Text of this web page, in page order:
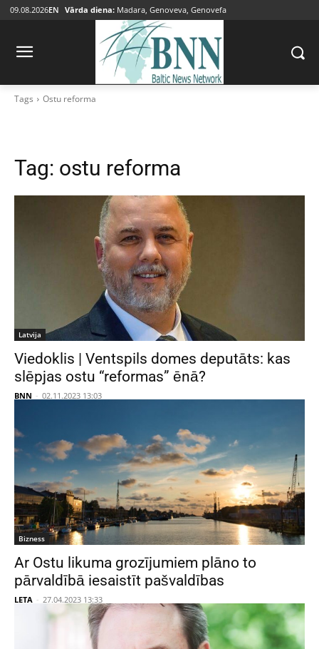
09.08.2026EN Vārda diena: Madara, Genoveva, Genovefa
Tags Ostu reforma
Tag: ostu reforma
Latvija
Viedoklis | Ventspils domes deputāts: kas
slēpjas ostu “reformas” ēnā?
BNN - 02.11.2023 13:03
Bizness
Ar Ostu likuma grozījumiem plāno to
pārvaldībā iesaistīt pašvaldības
LETA - 27.04.2023 13:33